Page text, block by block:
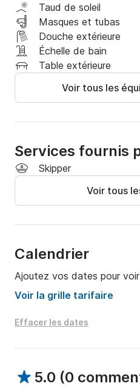
de port usb ainsi que d’un
d’un grand taud de soleil ,
d’une échelle de bain ,
d’un gindeau électrique
mouillage ,
d’une grande glacière pour
que de coffres très
affaires .
contacter nous .
Au plaisir de vous voir .
Taud de soleil
Masques et tubas
Douche extérieure
Échelle de bain
Table extérieure
Voir tous les
Services fournis
Skipper
Voir tous
Calendrier
Ajoutez vos dates pour
Voir la grille tarifaire
Effacer les dates
5.0 (0